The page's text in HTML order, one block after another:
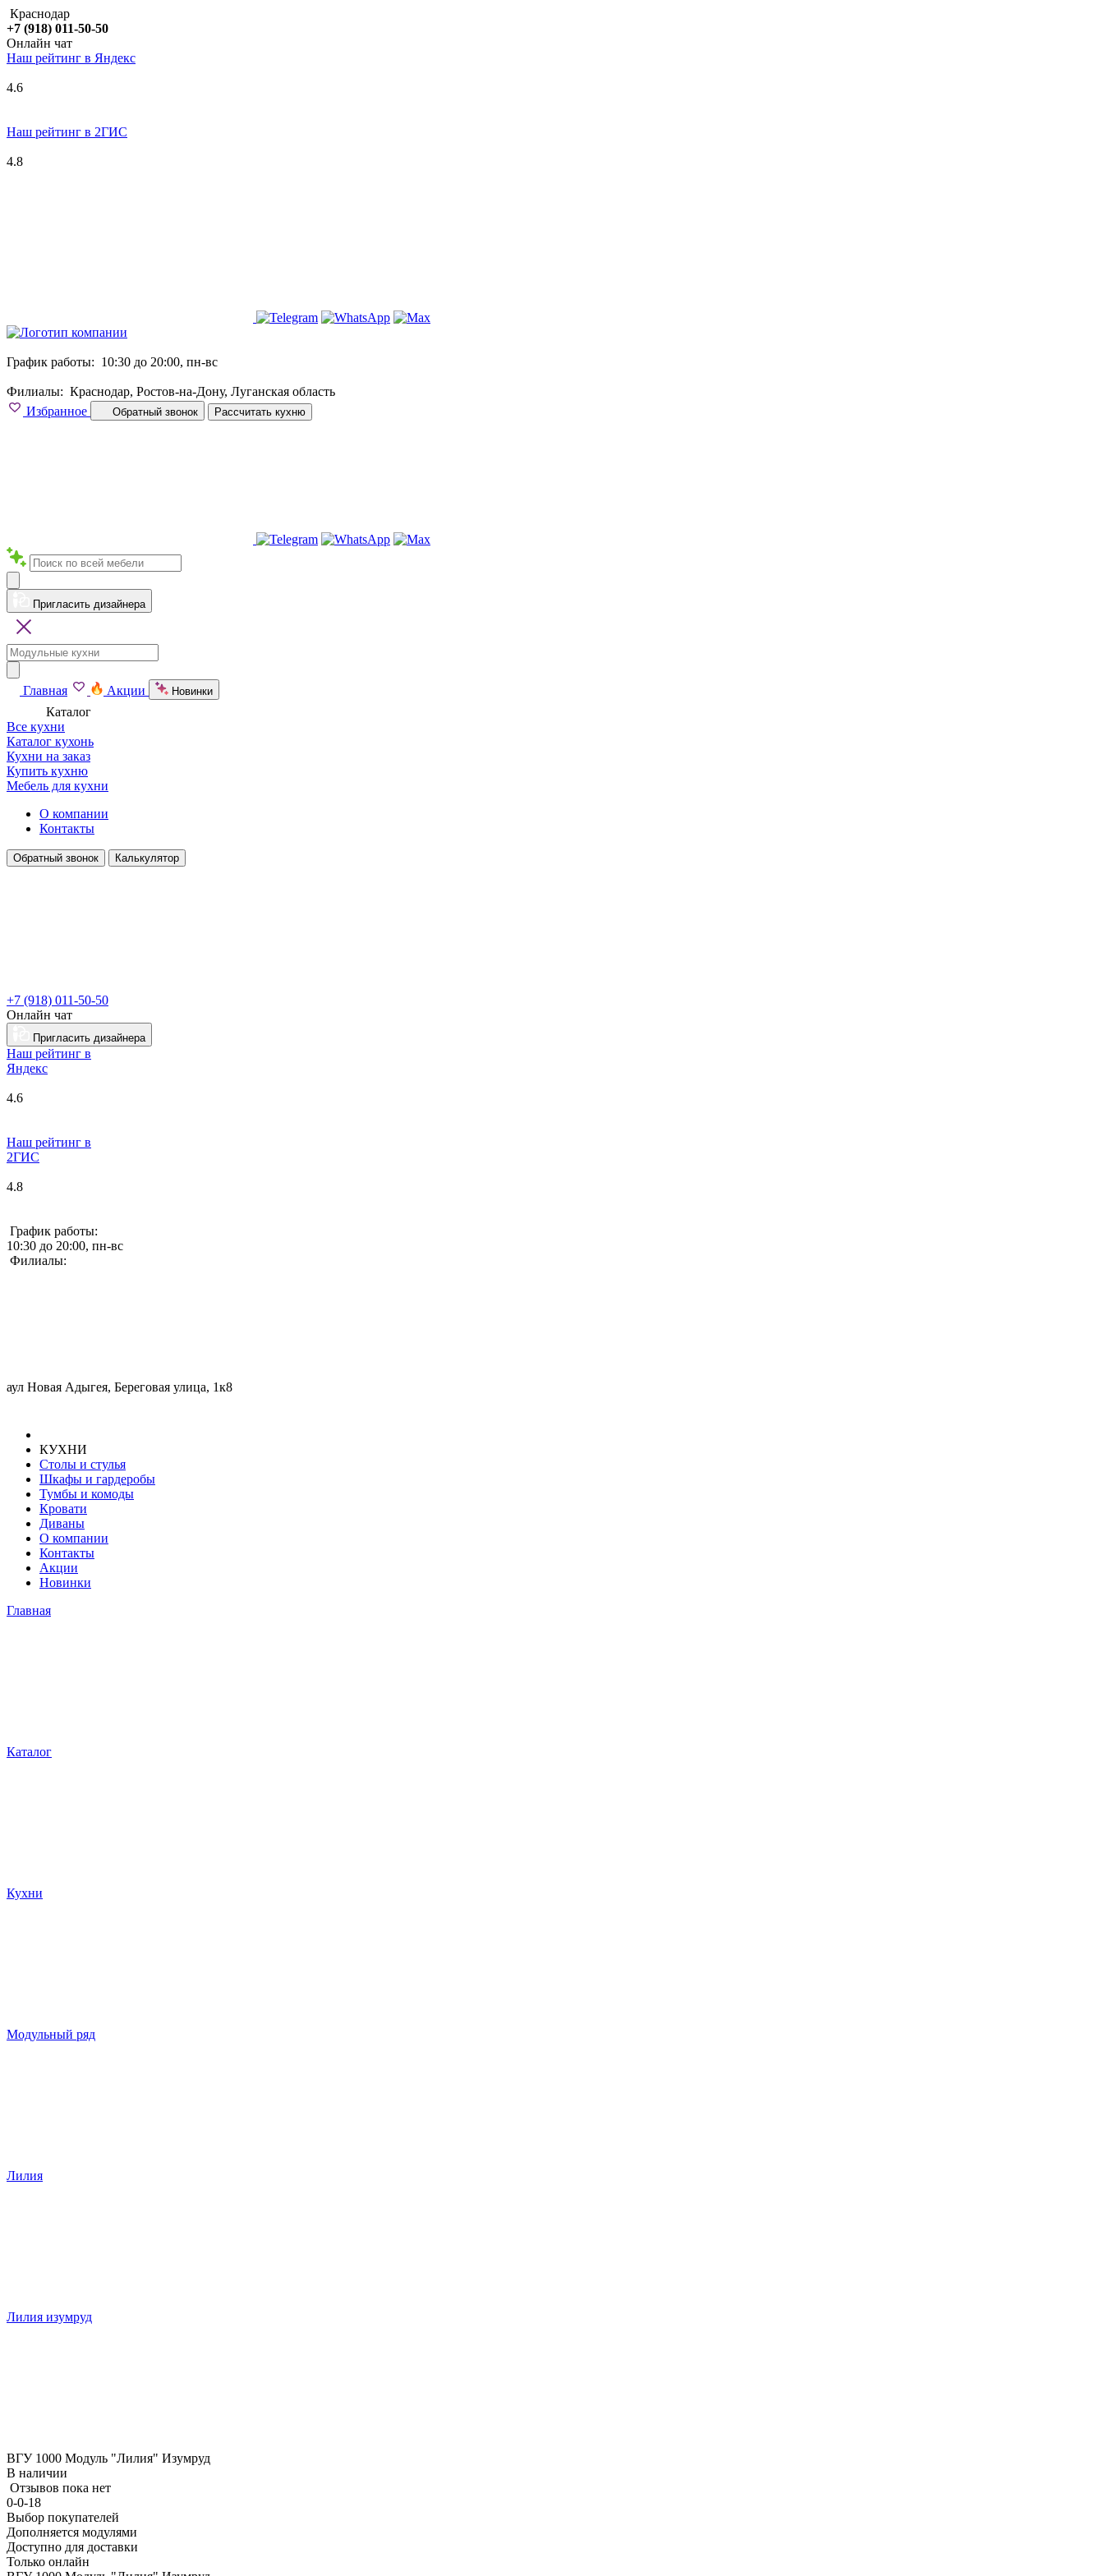
Краснодар
+7 (918) 011-50-50
Онлайн чат
Наш рейтинг в Яндекс
4.6
Наш рейтинг в 2ГИС
4.8
График работы: 10:30 до 20:00, пн-вс
Филиалы: Краснодар, Ростов-на-Дону, Луганская область
Избранное
Обратный звонок Рассчитать кухню
Пригласить дизайнера
Главная Акции Новинки
Каталог
Все кухни
Каталог кухонь
Кухни на заказ
Купить кухню
Мебель для кухни
О компании
Контакты
Обратный звонок Калькулятор
+7 (918) 011-50-50
Онлайн чат
Пригласить дизайнера
Наш рейтинг в
Яндекс
4.6
Наш рейтинг в
2ГИС
4.8
График работы:
10:30 до 20:00, пн-вс
Филиалы:
аул Новая Адыгея, Береговая улица, 1к8
КУХНИ
Столы и стулья
Шкафы и гардеробы
Тумбы и комоды
Кровати
Диваны
О компании
Контакты
Акции
Новинки
Главная
Каталог
Кухни
Модульный ряд
Лилия
Лилия изумруд
ВГУ 1000 Модуль "Лилия" Изумруд
В наличии
Отзывов пока нет
0-0-18
Выбор покупателей
Дополняется модулями
Доступно для доставки
Только онлайн